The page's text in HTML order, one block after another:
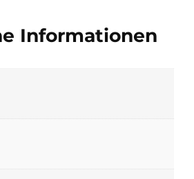
Informationen